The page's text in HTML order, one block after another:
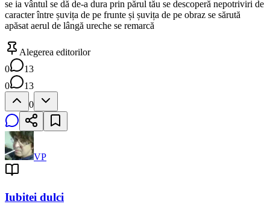
se ia vântul se dă de-a dura prin părul tău se descoperă nepotriviri de
caracter între șuvița de pe frunte și șuvița de pe obraz se sărută
apăsat aerul de lângă ureche se remarcă
Alegerea editorilor
0
13
0
13
0
VP
Iubitei dulci